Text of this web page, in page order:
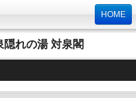
HOME
れの湯 対泉閣